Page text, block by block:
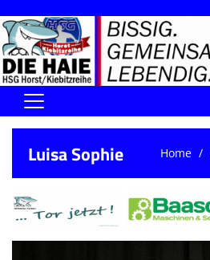
Home
DIE HAIE I Der Vorstand
Handball-Förderverein der Haie
Luisa Sophie Home